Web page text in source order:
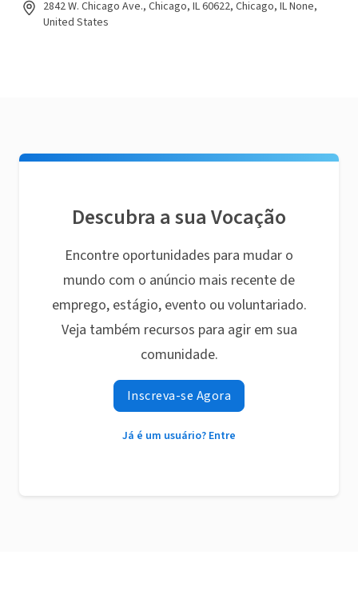
2842 W. Chicago Ave., Chicago, IL 60622, Chicago, IL None,
United States
Descubra a sua Vocação
Encontre oportunidades para mudar o
mundo com o anúncio mais recente de
emprego, estágio, evento ou voluntariado.
Veja também recursos para agir em sua
comunidade.
Inscreva-se Agora
Já é um usuário? Entre